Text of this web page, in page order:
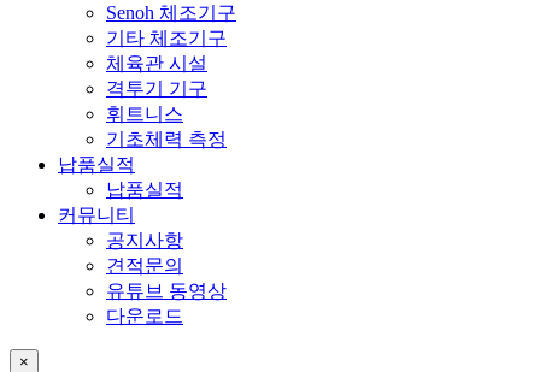
Senoh 체조기구
기타 체조기구
체육관 시설
격투기 기구
휘트니스
기초체력 측정
납품실적
납품실적
커뮤니티
공지사항
견적문의
유튜브 동영상
다운로드
×